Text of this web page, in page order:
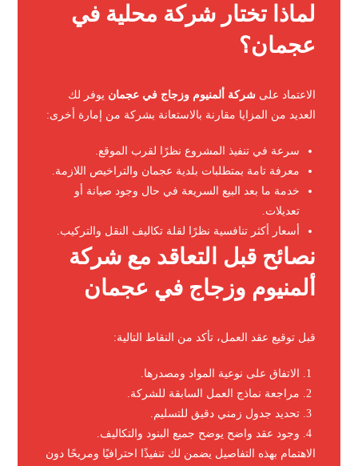
لماذا تختار شركة محلية في
عجمان؟
الاعتماد علىشركة ألمنيوم وزجاج في عجمان يوفر لك
العديد من المزايا مقارنة بالاستعانة بشركة من إمارة أخرى:
سرعة في تنفيذ المشروع نظرًا لقرب الموقع.
معرفة تامة بمتطلبات بلدية عجمان والتراخيص اللازمة.
خدمة ما بعد البيع السريعة في حال وجود صيانة أو
تعديلات.
أسعار أكثر تنافسية نظرًا لقلة تكاليف النقل والتركيب.
نصائح قبل التعاقد مع شركة
ألمنيوم وزجاج في عجمان
قبل توقيع عقد العمل، تأكد من النقاط التالية:
الاتفاق على نوعية المواد ومصدرها.
مراجعة نماذج العمل السابقة للشركة.
تحديد جدول زمني دقيق للتسليم.
وجود عقد واضح يوضح جميع البنود والتكاليف.
الاهتمام بهذه التفاصيل يضمن لك تنفيذًا احترافيًا ومريحًا دون